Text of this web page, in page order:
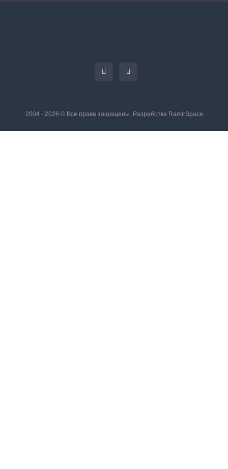
2004 - 2026 © Все права защищены. Разработка RamirSpace